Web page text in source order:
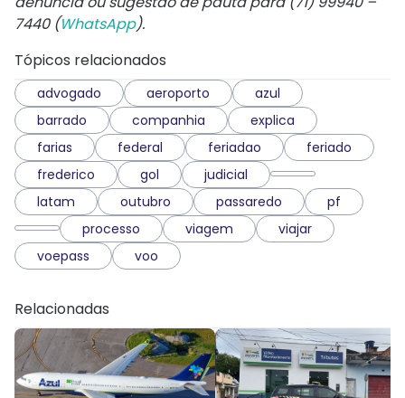
7440 (WhatsApp).
Tópicos relacionados
advogado aeroporto
azul
barrado
companhia
explica
farias
federal feriadao
feriado
frederico
gol
judicial
latam
outubro passaredo
pf
processo
viagem
viajar
voepass
voo
Relacionadas